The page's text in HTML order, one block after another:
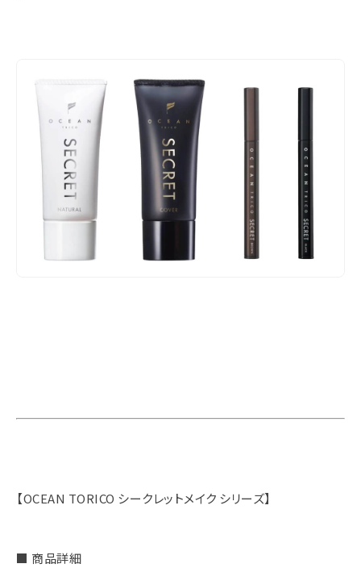
【OCEAN TORICO シークレットメイク シリーズ】
■ 商品詳細